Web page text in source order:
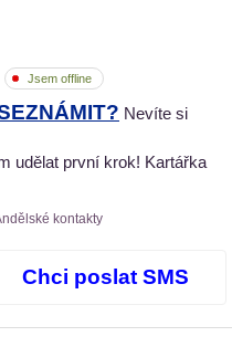
Jsem offline
Nevíte si
udělat první krok! Kartářka
kontakty
Chci poslat SMS